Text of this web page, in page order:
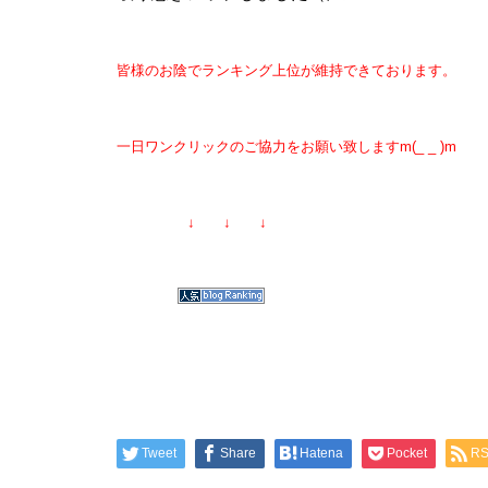
物件視察
皆様のお陰でランキング上位が維持できております。
一日ワンクリックのご協力をお願い致しますm(_ _ )m
↓ ↓ ↓
Tweet Share Hatena Pocket